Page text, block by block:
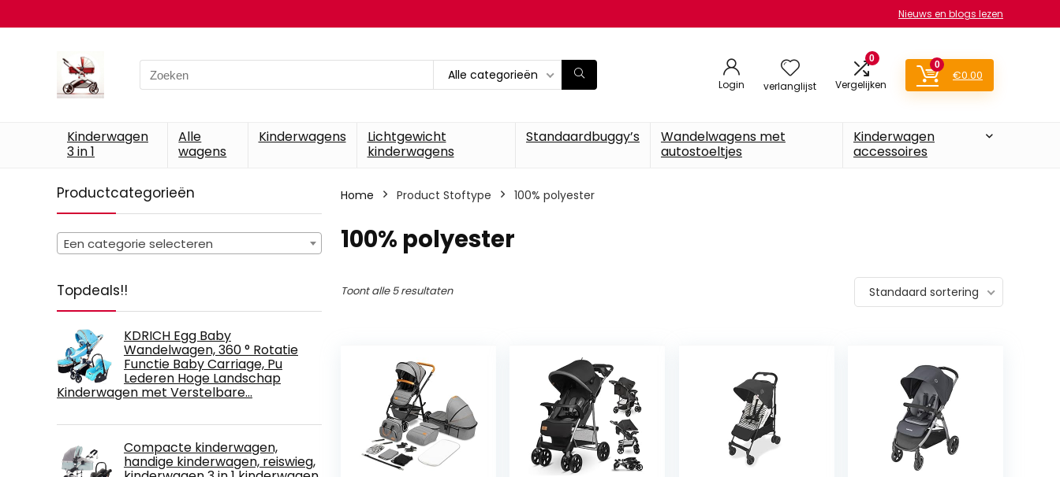
Nieuws en blogs lezen
Search
for:
Alle categorieën
Login verlanglijst
0
Vergelijken
0
€0.00
Kinderwagen
3 in 1
Alle
wagens
Kinderwagens
Lichtgewicht
kinderwagens
Standaardbuggy’s
Wandelwagens met
autostoeltjes
Kinderwagen
accessoires
Productcategorieën
Een categorie selecteren
Topdeals!!
KDRICH Egg Baby
Wandelwagen, 360 ° Rotatie
Functie Baby Carriage, Pu
Lederen Hoge Landschap
Kinderwagen met Verstelbare…
Compacte kinderwagen,
handige kinderwagen, reiswieg,
Home Product Stoftype ‎100% polyester
‎100% polyester
Toont alle 5 resultaten Standaard sortering